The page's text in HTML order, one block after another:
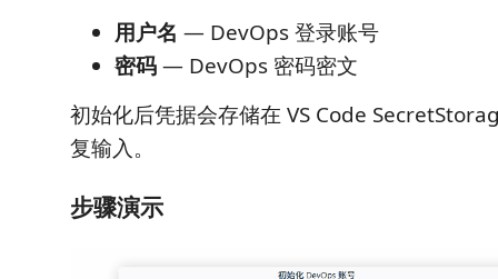
用户名 — DevOps 登录账号
密码— DevOps 密码密文
初始化后凭据会存储在 VS Code
复输入。
步骤演示